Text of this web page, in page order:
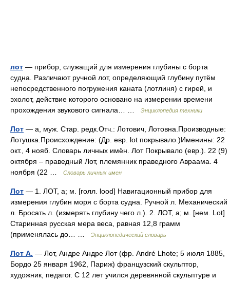
лот — прибор, служащий для измерения глубины с борта
судна. Различают ручной лот, определяющий глубину путём
непосредственного погружения каната (лотлиня) с гирей, и
эхолот, действие которого основано на измерении времени
прохождения звукового сигнала… …
Энциклопедия техники
Лот — а, муж. Стар. редк.Отч.: Лотович, Лотовна.Производные:
Лотушка.Происхождение: (Др. евр. lot покрывало.)Именины: 22
окт., 4 нояб. Словарь личных имён. Лот Покрывало (евр.). 22 (9)
октября – праведный Лот, племянник праведного Авраама. 4
ноября (22 …
Словарь личных имен
Лот — 1. ЛОТ, а; м. [голл. lood] Навигационный прибор для
измерения глубин моря с борта судна. Ручной л. Механический
л. Бросать л. (измерять глубину чего л.). 2. ЛОТ, а; м. [нем. Lot]
Старинная русская мера веса, равная 12,8 грамм
(применялась до… …
Энциклопедический словарь
Лот А. — Лот, Андре Андре Лот (фр. André Lhote; 5 июля 1885,
Бордо 25 января 1962, Париж) французский скульптор,
художник, педагог. С 12 лет учился деревянной скульптуре и